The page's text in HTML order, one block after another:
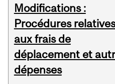
Modifications :
Procédures relatives
aux frais de
déplacement et
dépenses